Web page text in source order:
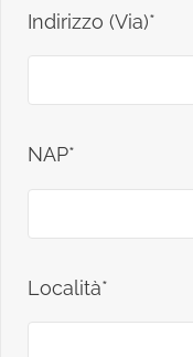
Indirizzo (Via)*
NAP*
Località*